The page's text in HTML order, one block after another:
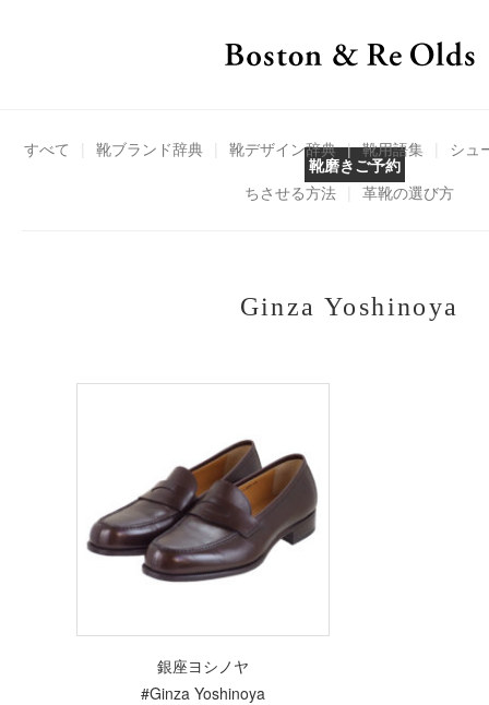
靴磨きご予約
すべて 靴ブランド辞典 靴デザイン辞典 | 靴用語集
シュ
ちさせる方法
革靴の選び方
Ginza Yoshinoya
銀座ヨシノヤ
#Ginza Yoshinoya